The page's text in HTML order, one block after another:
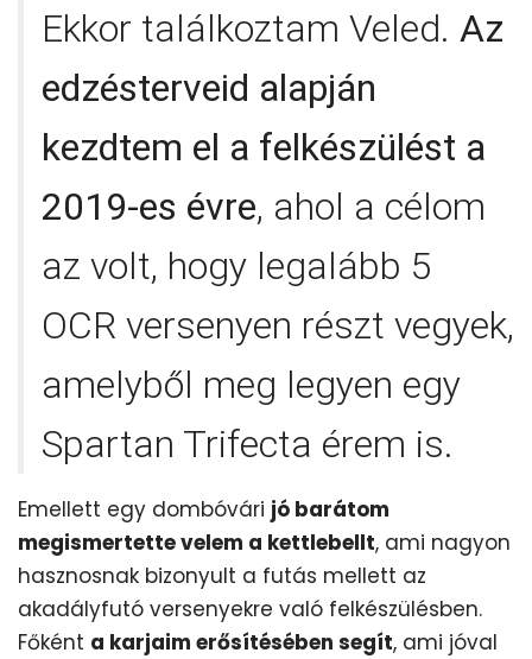
Ekkor találkoztam Veled. Az
edzésterveid alapján
kezdtem el a felkészülést a
2019-es évre, ahol a célom
az volt, hogy legalább 5
OCR versenyen részt vegyek,
amelyből meg legyen egy
Spartan Trifecta érem is.
Emellett egy dombóvári jó barátom
megismertette velem a kettlebellt, ami nagyon
hasznosnak bizonyult a futás mellett az
akadályfutó versenyekre való felkészülésben.
Főként a karjaim erősítésében segít, ami jóval